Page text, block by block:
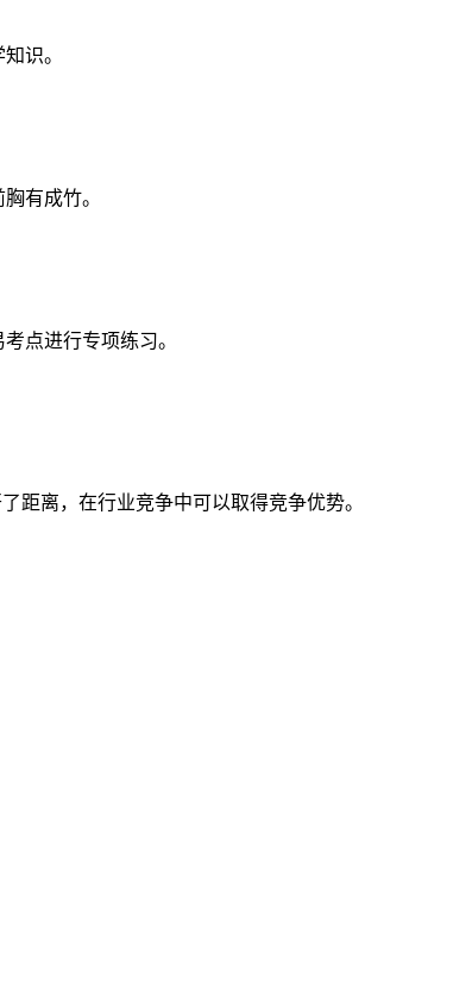
识。
有成竹。
点进行专项练习。
距离，在行业竞争中可以取得竞争优势。